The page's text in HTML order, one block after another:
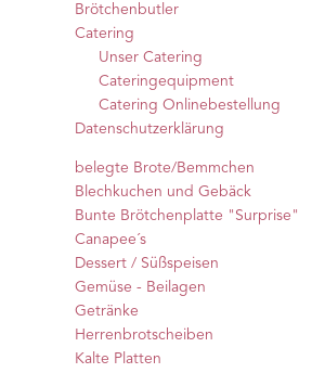
Brötchenbutler
Catering
Unser Catering
Cateringequipment
Catering Onlinebestellung
Datenschutzerklärung
belegte Brote/Bemmchen
Blechkuchen und Gebäck
Bunte Brötchenplatte "Surprise"
Canapee´s
Dessert / Süßspeisen
Gemüse - Beilagen
Getränke
Herrenbrotscheiben
Kalte Platten